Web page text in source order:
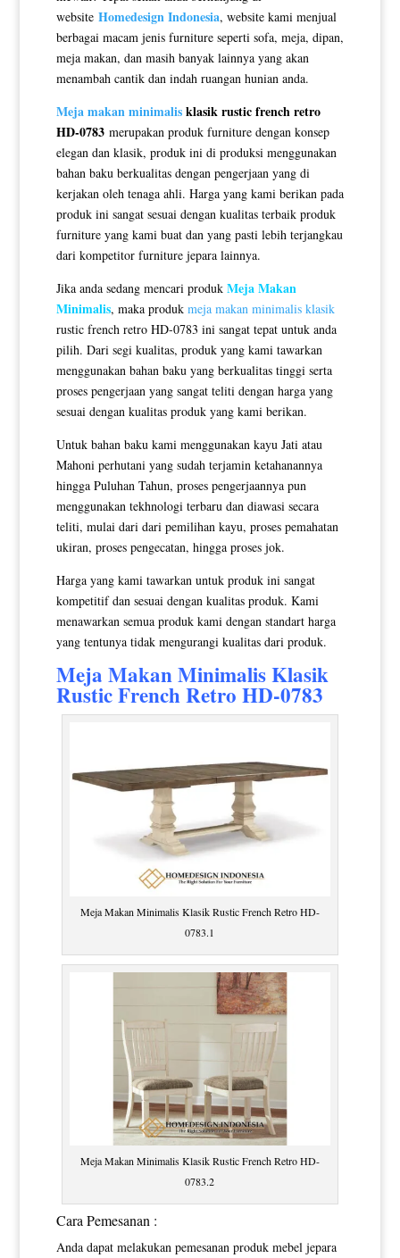
website Homedesign Indonesia, website kami menjual
berbagai macam jenis furniture seperti sofa, meja, dipan,
meja makan, dan masih banyak lainnya yang akan
menambah cantik dan indah ruangan hunian anda.
Meja makan minimalisklasik rustic french retro
HD-0783merupakan produk furniture dengan konsep
elegan dan klasik, produk ini di produksi menggunakan
bahan baku berkualitas dengan pengerjaan yang di
kerjakan oleh tenaga ahli. Harga yang kami berikan pada
produk ini sangat sesuai dengan kualitas terbaik produk
furniture yang kami buat dan yang pasti lebih terjangkau
dari kompetitor furniture jepara lainnya.
Jika anda sedang mencari produk Meja Makan
Minimalis, maka produk meja makan minimalis klasik
rustic french retro HD-0783 ini sangat tepat untuk anda
pilih. Dari segi kualitas, produk yang kami tawarkan
menggunakan bahan baku yang berkualitas tinggi serta
proses pengerjaan yang sangat teliti dengan harga yang
sesuai dengan kualitas produk yang kami berikan.
Untuk bahan baku kami menggunakan kayu Jati atau
Mahoni perhutani yang sudah terjamin ketahanannya
hingga Puluhan Tahun, proses pengerjaannya pun
menggunakan tekhnologi terbaru dan diawasi secara
teliti, mulai dari dari pemilihan kayu, proses pemahatan
ukiran, proses pengecatan, hingga proses jok.
Harga yang kami tawarkan untuk produk ini sangat
kompetitif dan sesuai dengan kualitas produk. Kami
menawarkan semua produk kami dengan standart harga
yang tentunya tidak mengurangi kualitas dari produk.
Meja Makan MinimalisKlasik
Rustic French Retro HD-0783
Meja Makan Minimalis Klasik Rustic French Retro HD-
0783.1
Meja Makan Minimalis Klasik Rustic French Retro HD-
0783.2
Cara Pemesanan :
Anda dapat melakukan pemesanan produk mebel jepara